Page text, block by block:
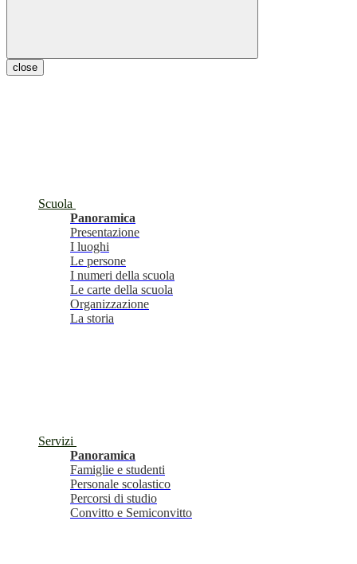
close
Scuola
Panoramica
Presentazione
I luoghi
Le persone
I numeri della scuola
Le carte della scuola
Organizzazione
La storia
Servizi
Panoramica
Famiglie e studenti
Personale scolastico
Percorsi di studio
Convitto e Semiconvitto